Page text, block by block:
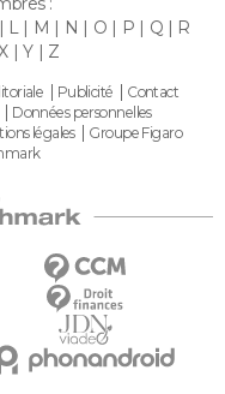
L M N O P Q
R
Y Z
Publicité
Contact
Données personnelles
légales
Groupe Figaro